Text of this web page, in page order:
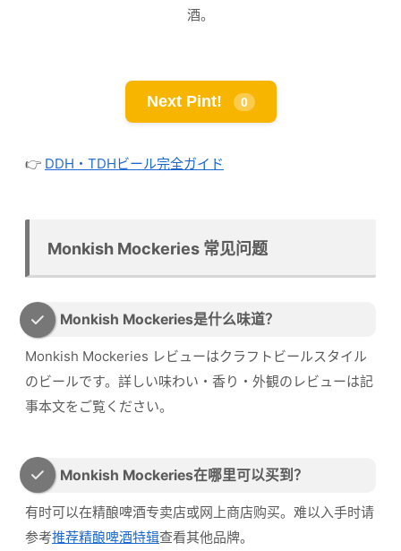
酒。
Next Pint! 0
👉 DDH・TDHビール完全ガイド
Monkish Mockeries 常见问题
Monkish Mockeries是什么味道？
Monkish Mockeries レビューはクラフトビールスタイル
のビールです。詳しい味わい・香り・外観のレビューは記
事本文をご覧ください。
Monkish Mockeries在哪里可以买到？
有时可以在精酿啤酒专卖店或网上商店购买。难以入手时请
参考推荐精酿啤酒特辑查看其他品牌。